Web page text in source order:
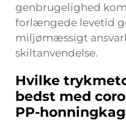
genbrugelighed
forlængede levetid
miljømæssigt
skiltanvendelse.
Hvilke
bedst med
PP-